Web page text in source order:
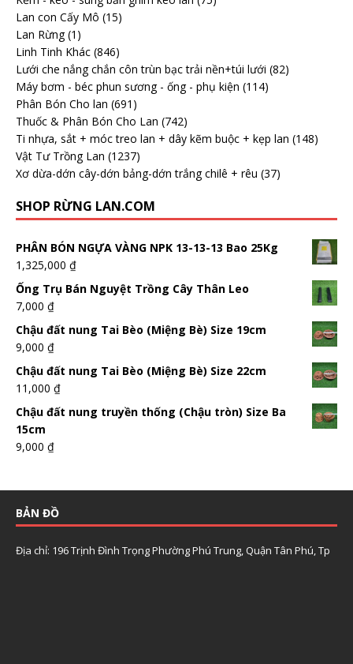
Lan con Cấy Mô (15)
Lan Rừng (1)
Linh Tinh Khác (846)
Lưới che nắng chắn côn trùn bạc trải nền+túi lưới (82)
Máy bơm - béc phun sương - ống - phụ kiện (114)
Phân Bón Cho lan (691)
Thuốc & Phân Bón Cho Lan (742)
Ti nhựa, sắt + móc treo lan + dây kẽm buộc + kẹp lan (148)
Vật Tư Trồng Lan (1237)
Xơ dừa-dớn cây-dớn bảng-dớn trắng chilê + rêu (37)
SHOP RỪNG LAN.COM
PHÂN BÓN NGỰA VÀNG NPK 13-13-13 Bao 25Kg
1,325,000 ₫
Ống Trụ Bán Nguyệt Trồng Cây Thân Leo
7,000 ₫
Chậu đất nung Tai Bèo (Miệng Bè) Size 19cm
9,000 ₫
Chậu đất nung Tai Bèo (Miệng Bè) Size 22cm
11,000 ₫
Chậu đất nung truyền thống (Chậu tròn) Size Ba
15cm
9,000 ₫
BẢN ĐỒ
Địa chỉ: 196 Trịnh Đình Trọng Phường Phú Trung, Quận Tân Phú, Tp